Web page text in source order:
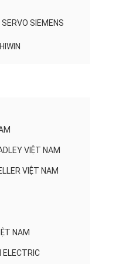
SIEMENS
VIỆT NAM
VIỆT NAM
NAM
ELECTRIC